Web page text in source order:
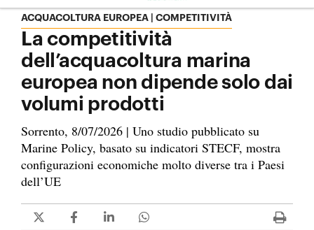
ACQUACOLTURA EUROPEA | COMPETITIVITÀ
La competitività
dell’acquacoltura marina
europea non dipende solo dai
volumi prodotti
Sorrento, 8/07/2026 | Uno studio pubblicato su
Marine Policy, basato su indicatori STECF, mostra
configurazioni economiche molto diverse tra i Paesi
dell’UE